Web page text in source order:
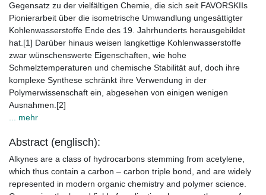
Gegensatz zu der vielfältigen Chemie, die sich seit FAVORSKIIs
Pionierarbeit über die isometrische Umwandlung ungesättigter
Kohlenwasserstoffe Ende des 19. Jahrhunderts herausgebildet
hat.[1] Darüber hinaus weisen langkettige Kohlenwasserstoffe
zwar wünschenswerte Eigenschaften, wie hohe
Schmelztemperaturen und chemische Stabilität auf, doch ihre
komplexe Synthese schränkt ihre Verwendung in der
Polymerwissenschaft ein, abgesehen von einigen wenigen
Ausnahmen.[2]
... mehr
Abstract (englisch):
Alkynes are a class of hydrocarbons stemming from acetylene,
which thus contain a carbon – carbon triple bond, and are widely
represented in modern organic chemistry and polymer science.